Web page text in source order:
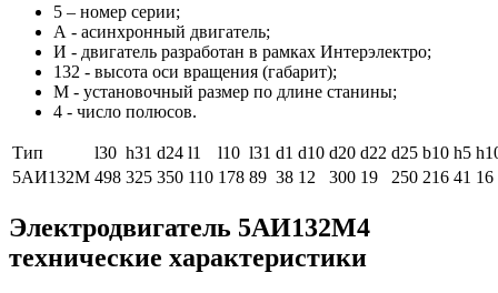
5 – номер серии;
А - асинхронный двигатель;
И - двигатель разработан в рамках Интерэлектро;
132 - высота оси вращения (габарит);
M - установочный размер по длине станины;
4 - число полюсов.
Тип l30 h31 d24 l1 l10 l31 d1 d10 d20 d22 d25 b10 h5
5АИ132M 498 325 350 110 178 89 38 12 300 19 250 216 41 16
Электродвигатель 5АИ132М4
технические характеристики